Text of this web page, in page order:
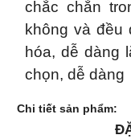
chắc chắn
không và đều
hóa, dễ dàng
chọn, dễ dàng
Chi tiết sản phẩm: